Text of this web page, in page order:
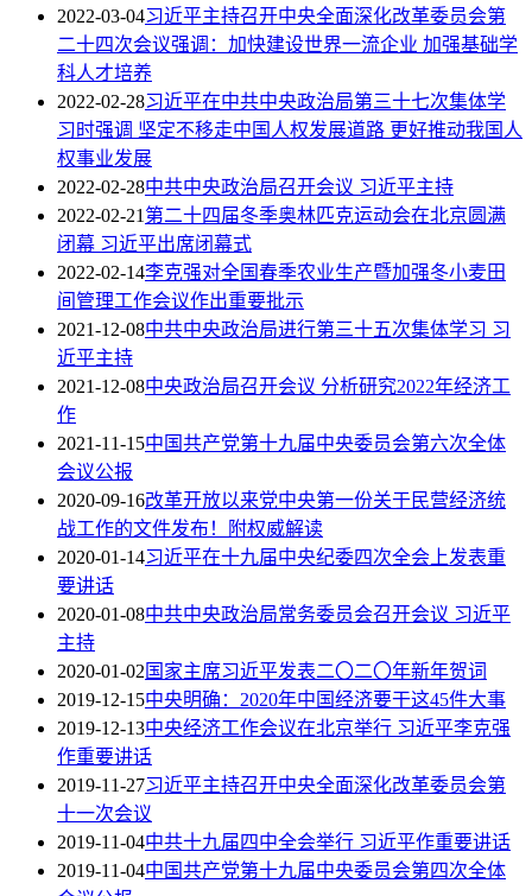
2022-03-04习近平主持召开中央全面深化改革委员会第
二十四次会议强调：加快建设世界一流企业 加强基础学
科人才培养
2022-02-28习近平在中共中央政治局第三十七次集体学
习时强调 坚定不移走中国人权发展道路 更好推动我国人
权事业发展
2022-02-28中共中央政治局召开会议 习近平主持
2022-02-21第二十四届冬季奥林匹克运动会在北京圆满
闭幕 习近平出席闭幕式
2022-02-14李克强对全国春季农业生产暨加强冬小麦田
间管理工作会议作出重要批示
2021-12-08中共中央政治局进行第三十五次集体学习 习
近平主持
2021-12-08中央政治局召开会议 分析研究2022年经济工
作
2021-11-15中国共产党第十九届中央委员会第六次全体
会议公报
2020-09-16改革开放以来党中央第一份关于民营经济统
战工作的文件发布！附权威解读
2020-01-14习近平在十九届中央纪委四次全会上发表重
要讲话
2020-01-08中共中央政治局常务委员会召开会议 习近平
主持
2020-01-02国家主席习近平发表二〇二〇年新年贺词
2019-12-15中央明确：2020年中国经济要干这45件大事
2019-12-13中央经济工作会议在北京举行 习近平李克强
作重要讲话
2019-11-27习近平主持召开中央全面深化改革委员会第
十一次会议
2019-11-04中共十九届四中全会举行 习近平作重要讲话
2019-11-04中国共产党第十九届中央委员会第四次全体